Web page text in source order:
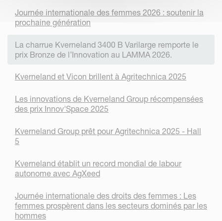
Journée internationale des femmes 2026 : soutenir la
prochaine génération
La charrue Kverneland 3400 B Varilarge remporte le
prix Bronze de l’Innovation au LAMMA 2026.
Kverneland et Vicon brillent à Agritechnica 2025
Les innovations de Kverneland Group récompensées
des prix Innov'Space 2025
Kverneland Group prêt pour Agritechnica 2025 - Hall
5
Kverneland établit un record mondial de labour
autonome avec AgXeed
Journée internationale des droits des femmes : Les
femmes prospèrent dans les secteurs dominés par les
hommes